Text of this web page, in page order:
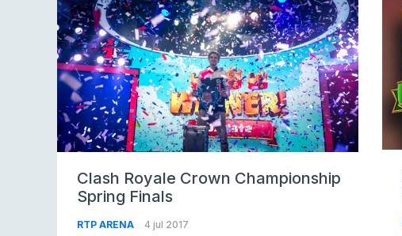
Clash Royale Crown Championship
Spring Finals
RTP ARENA 4 jul 2017